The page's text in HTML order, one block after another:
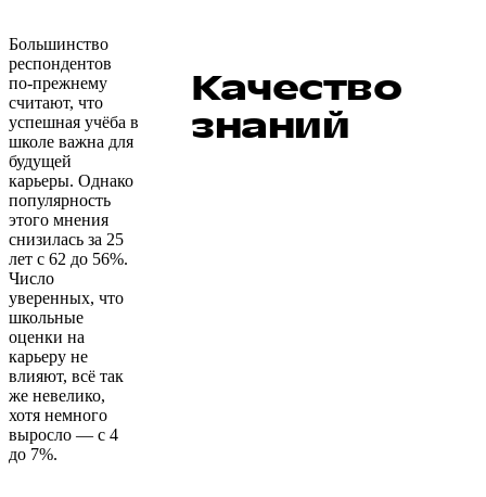
Большинство
респондентов
по-прежнему
считают, что
успешная учёба в
школе важна для
будущей
карьеры. Однако
популярность
этого мнения
снизилась за 25
лет с 62 до 56%.
Число
уверенных, что
школьные
оценки на
карьеру не
влияют, всё так
же невелико,
хотя немного
выросло — с 4
до 7%.
Качество
знаний